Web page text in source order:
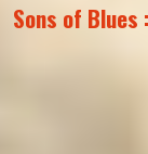
Sons of